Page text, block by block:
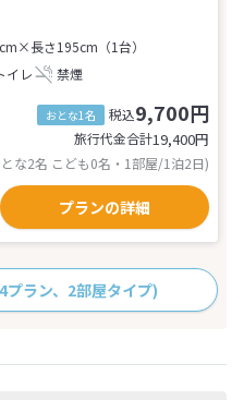
長さ195cm（1台）
イレ 禁煙
おとな1名 税込9,700円
旅行代金合計19,400円
な2名 こども0名・1部屋/1泊2日)
プランの詳細
プラン、2部屋タイプ)